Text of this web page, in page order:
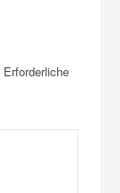
Erforderliche